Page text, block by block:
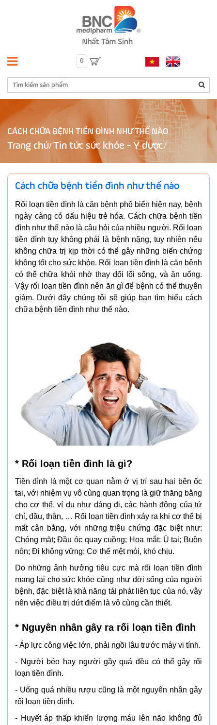
0
CÁCH CHỮA BỆNH TIỀN ĐÌNH NHƯ THẾ NÀO
Trang chủ/ Tin tức sức khỏe - Y dược
Cách chữa bệnh tiền đình như thế nào
Rối loạn tiền đình là căn bệnh phổ biến hiện nay, bệnh
ngày càng có dấu hiệu trẻ hóa. Cách chữa bệnh tiền
đình như thế nào là câu hỏi của nhiều người. Rối loạn
tiền đình tuy không phải là bệnh nặng, tuy nhiên nếu
không chữa trị kịp thời có thể gây những biến chứng
không tốt cho sức khỏe. Rối loạn tiền đình là căn bệnh
có thể chữa khỏi nhờ thay đổi lối sống, và ăn uống.
Vậy rối loạn tiền đình nên ăn gì để bệnh có thể thuyên
giảm. Dưới đây chúng tôi sẽ giúp bạn tìm hiểu cách
chữa bệnh tiền đình như thế nào.
* Rối loạn tiền đình là gì?
Tiền đình là một cơ quan nằm ở vị trí sau hai bên ốc
tai, với nhiệm vụ vô cùng quan trọng là giữ thăng bằng
cho cơ thể, ví dụ như dáng đi, các hành động của tứ
chỉ, đầu, thân, … Rối loạn tiền đình xảy ra khi cơ thể bị
mất cân bằng, với những triệu chứng đặc biệt như:
Chóng mặt; Đầu óc quay cuồng; Hoa mắt; Ù tai; Buồn
nôn; Đi không vững; Cơ thể mệt mỏi, khó chịu.
Do những ảnh hưởng tiêu cực mà rối loạn tiền đình
mang lại cho sức khỏe cũng như đời sống của người
bệnh, đặc biệt là khả năng tái phát liên tục của nó, vậy
nên việc điều trị dứt điểm là vô cùng cần thiết.
* Nguyên nhân gây ra rối loạn tiền đình
- Áp lực công việc lớn, phải ngồi lâu trước máy vi tính.
- Người béo hay người gầy quá đều có thể gây rối
loạn tiền đình.
- Uống quá nhiều rượu cũng là một nguyên nhân gây
rối loạn tiền đình.
- Huyết áp thấp khiến lượng máu lên não không đủ